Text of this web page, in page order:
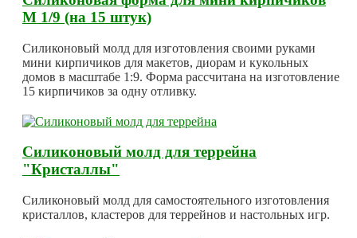
М 1/9 (на 15 штук)
Силиконовый молд для изготовления своими руками
мини кирпичиков для макетов, диорам и кукольных
домов в масштабе 1:9. Форма рассчитана на изготовление
15 кирпичиков за одну отливку.
Силиконовый молд для террейна
"Кристаллы"
Силиконовый молд для самостоятельного изготовления
кристаллов, кластеров для террейнов и настольных игр.